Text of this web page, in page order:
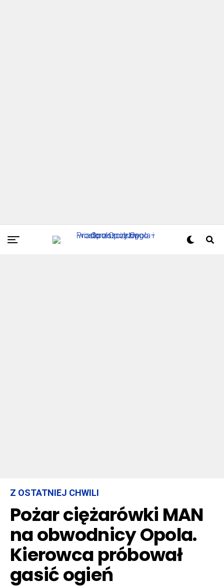
Z OSTATNIEJ CHWILI
Pożar ciężarówki MAN
na obwodnicy Opola.
Kierowca próbował
gasić ogień